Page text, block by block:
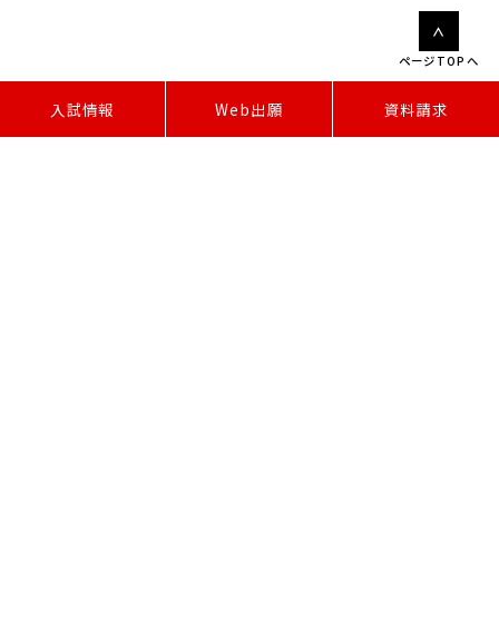
入試情報 Web出願 資料請求
ページTOPへ